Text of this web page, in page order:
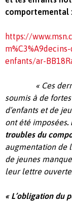
comportemental :
https://
enfants/ar-
« Ces derniers
soumis à de
d’enfants et de
ont été imposées.
troubles du
augmentation de
de jeunes
leur lettre
« L’obligation du